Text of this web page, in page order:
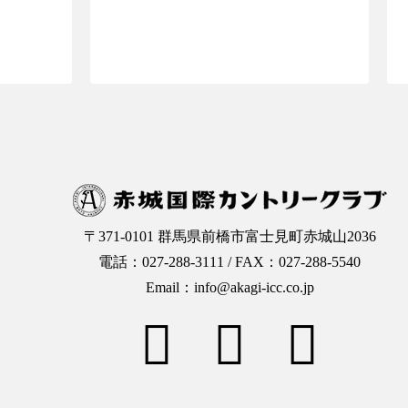
〒371-0101 群馬県前橋市富士見町赤城山2036
電話：027-288-3111 / FAX：027-288-5540
Email：info@akagi-icc.co.jp